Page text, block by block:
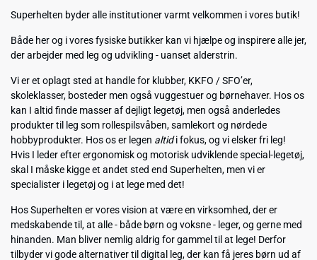
Superhelten byder alle institutioner varmt velkommen i vores butik!
Både her og i vores fysiske butikker kan vi hjælpe og inspirere alle jer,
der arbejder med leg og udvikling - uanset alderstrin.
Vi er et oplagt sted at handle for klubber, KKFO / SFO’er,
skoleklasser, bosteder men også vuggestuer og børnehaver. Hos os
kan I altid finde masser af dejligt legetøj, men også anderledes
produkter til leg som rollespilsvåben, samlekort og nørdede
hobbyprodukter. Hos os er legen altidi fokus, og vi elsker fri leg!
Hvis I leder efter ergonomisk og motorisk udviklende special-legetøj,
skal I måske kigge et andet sted end Superhelten, men vi er
specialister i legetøj og i at lege med det!
Hos Superhelten er vores vision at være en virksomhed, der er
medskabende til, at alle - både børn og voksne - leger, og gerne med
hinanden. Man bliver nemlig aldrig for gammel til at lege! Derfor
tilbyder vi gode alternativer til digital leg, der kan få jeres børn ud af